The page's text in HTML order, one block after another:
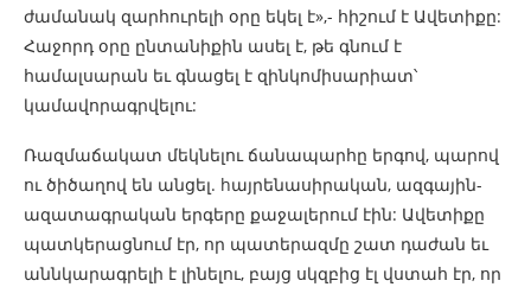
ժամանակ զարհուրելի օրը եկել է»,- հիշում է Ավետիքը:
Հաջորդ օրը ընտանիքին ասել է, թե գնում է
համալսարան եւ գնացել է զինկոմիսարիատ՝
կամավորագրվելու:
Ռազմաճակատ մեկնելու ճանապարհը երգով, պարով
ու ծիծաղով են անցել. hայրենասիրական, ազգային-
ազատագրական երգերը քաջալերում էին: Ավետիքը
պատկերացնում էր, որ պատերազմը շատ դաժան եւ
աննկարագրելի է լինելու, բայց սկզբից էլ վստահ էր, որ